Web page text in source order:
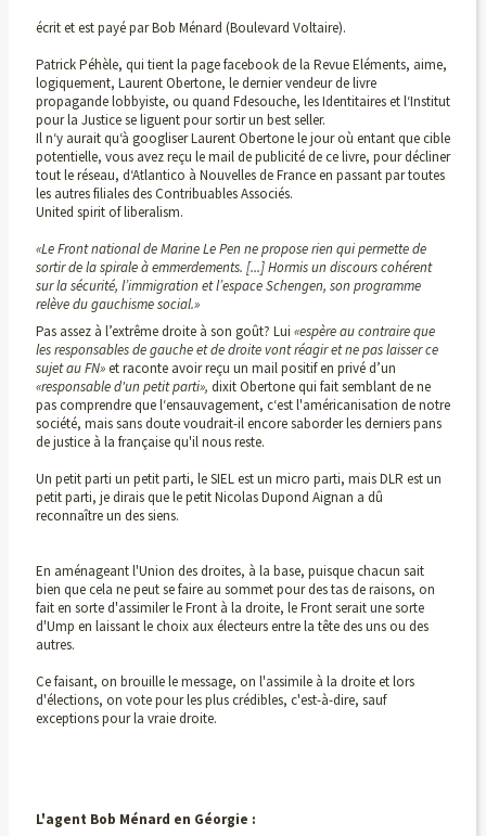
écrit et est payé par Bob Ménard (Boulevard Voltaire).
Patrick Péhèle, qui tient la page facebook de la Revue Eléments, aime,
logiquement, Laurent Obertone, le dernier vendeur de livre
propagande lobbyiste, ou quand Fdesouche, les Identitaires et l‘Institut
pour la Justice se liguent pour sortir un best seller.
Il n‘y aurait qu‘à googliser Laurent Obertone le jour où entant que cible
potentielle, vous avez reçu le mail de publicité de ce livre, pour décliner
tout le réseau, d‘Atlantico à Nouvelles de France en passant par toutes
les autres filiales des Contribuables Associés.
United spirit of liberalism.
«Le Front national de Marine Le Pen ne propose rien qui permette de
sortir de la spirale à emmerdements. [...] Hormis un discours cohérent
sur la sécurité, l’immigration et l’espace Schengen, son programme
relève du gauchisme social.»
Pas assez à l’extrême droite à son goût? Lui «espère au contraire que
les responsables de gauche et de droite vont réagir et ne pas laisser ce
sujet au FN»et raconte avoir reçu un mail positif en privé d’un
«responsable d'un petit parti», dixit Obertone qui fait semblant de ne
pas comprendre que l‘ensauvagement, c‘est l'américanisation de notre
société, mais sans doute voudrait-il encore saborder les derniers pans
de justice à la française qu'il nous reste.
Un petit parti un petit parti, le SIEL est un micro parti, mais DLR est un
petit parti, je dirais que le petit Nicolas Dupond Aignan a dû
reconnaître un des siens.
En aménageant l'Union des droites, à la base, puisque chacun sait
bien que cela ne peut se faire au sommet pour des tas de raisons, on
fait en sorte d'assimiler le Front à la droite, le Front serait une sorte
d'Ump en laissant le choix aux électeurs entre la tête des uns ou des
autres.
Ce faisant, on brouille le message, on l'assimile à la droite et lors
d'élections, on vote pour les plus crédibles, c'est-à-dire, sauf
exceptions pour la vraie droite.
L'agent Bob Ménard en Géorgie :